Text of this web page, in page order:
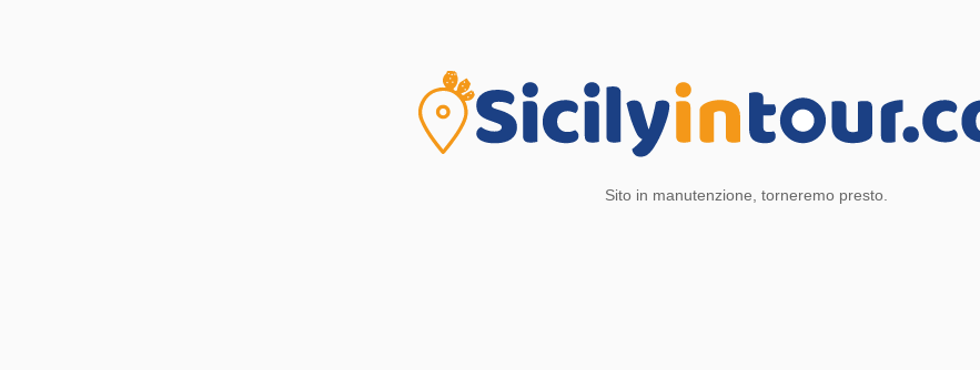
Sito in manutenzione, torneremo presto.